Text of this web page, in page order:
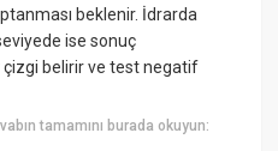
beklenir. İdrarda
ise sonuç
çizgi belirir ve test negatif
tamamını burada okuyun: